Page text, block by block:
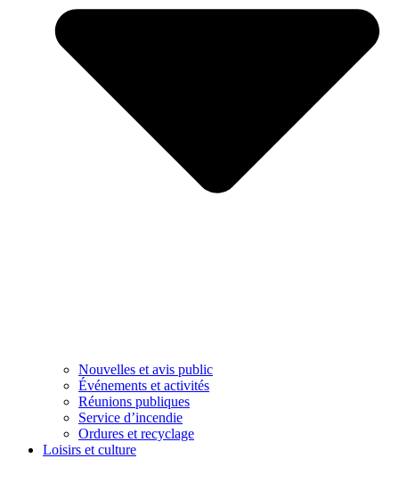
Nouvelles et avis public
Événements et activités
Réunions publiques
Service d’incendie
Ordures et recyclage
Loisirs et culture